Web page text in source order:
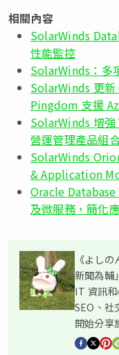
相關內容
SolarWinds
性能監控
SolarWinds：多
SolarWinds 更
Pingdom 支援
SolarWinds 增
營運管理產品組
SolarWinds
& Application
Oracle
及微服務，簡化
《よし
新聞為輔
IT 資訊
SEO、社
開始分享